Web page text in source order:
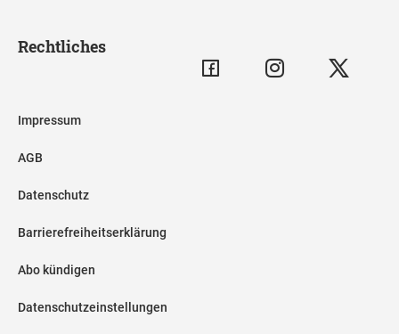
Rechtliches
Impressum
AGB
Datenschutz
Barrierefreiheitserklärung
Abo kündigen
Datenschutzeinstellungen